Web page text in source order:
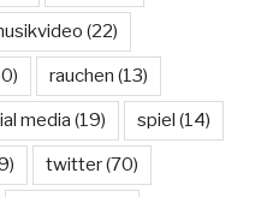
(22)
rauchen (13)
media (19) spiel (14)
twitter(70)